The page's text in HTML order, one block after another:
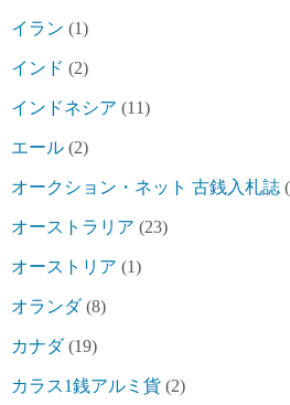
イラン (1)
インド (2)
インドネシア (11)
エール (2)
オークション・ネット 古銭入札誌
オーストラリア (23)
オーストリア (1)
オランダ(8)
カナダ(19)
カラス1銭アルミ貨 (2)